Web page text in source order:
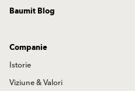
Baumit Blog
Companie
Istorie
Viziune & Valori